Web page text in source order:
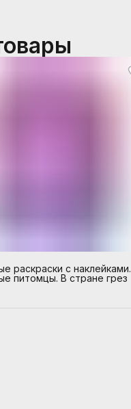
раскраски с наклейками.
питомцы. В стране грез